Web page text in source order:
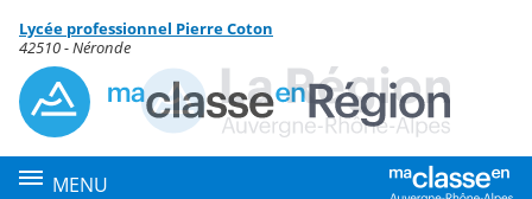
Menu de la rubrique
Contenu
Lycée professionnel Pierre Coton
42510 - Néronde
MENU